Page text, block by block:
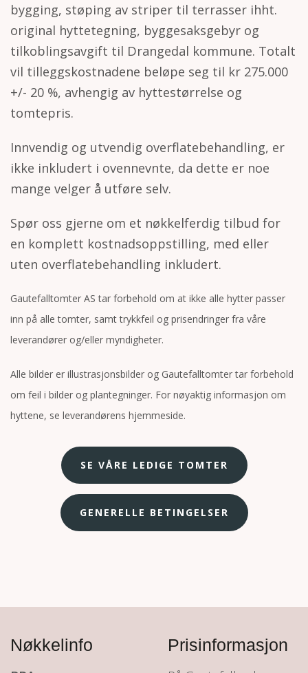
bygging, støping av striper til terrasser ihht.
original hyttetegning, byggesaksgebyr og
tilkoblingsavgift til Drangedal kommune. Totalt
vil tilleggskostnadene beløpe seg til kr 275.000
+/- 20 %, avhengig av hyttestørrelse og
tomtepris.
Innvendig og utvendig overflatebehandling, er
ikke inkludert i ovennevnte, da dette er noe
mange velger å utføre selv.
Spør oss gjerne om et nøkkelferdig tilbud for
en komplett kostnadsoppstilling, med eller
uten overflatebehandling inkludert.
Gautefalltomter AS tar forbehold om at ikke alle hytter passer
inn på alle tomter, samt trykkfeil og prisendringer fra våre
leverandører og/eller myndigheter.
Alle bilder er illustrasjonsbilder og Gautefalltomter tar forbehold
om feil i bilder og plantegninger. For nøyaktig informasjon om
hyttene, se leverandørens hjemmeside.
SE VÅRE LEDIGE TOMTER
GENERELLE BETINGELSER
Nøkkelinfo Prisinformasjon